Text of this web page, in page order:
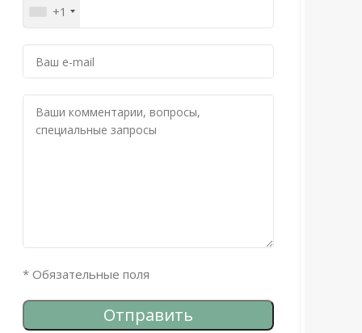
+1
* Обязательные поля